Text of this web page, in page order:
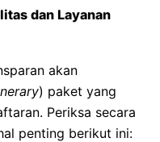
dan Layanan
akan
) paket yang
Periksa secara
penting berikut ini: